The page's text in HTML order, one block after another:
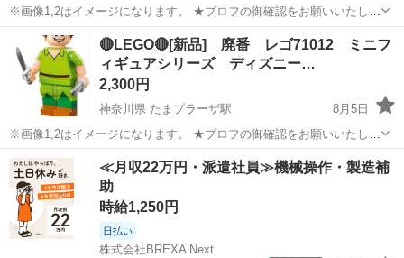
※画像1,2はイメージになります。 ★プロフの御確認をお願いいたしま
す。 ※在庫有り 【状態】 袋入り新品未組立品(廃番) ※袋入り新品に
なりますが、中身確認の為、ポリバックの一部開封しています。ポリ
バックの状態を気になさ...
神奈川 横浜市 たまプラーザ駅 おもちゃ LEGO
🔴LEGO🔴[新品] 廃番 レゴ71012 ミニフ
ィギュアシリーズ ディズニー…
2,300円
神奈川県 たまプラーザ駅
8月5日
※画像1,2はイメージになります。 ★プロフの御確認をお願いいたしま
す。 【状態】 袋入り新品未組立品(廃番) ※袋入り新品になりますが、
中身確認の為、ポリバックの一部開封しています。ポリバックの状態
を気になさる方、神経質...
神奈川 横浜市 たまプラーザ駅 おもちゃ LEGO
≪月収22万円・派遣社員≫機械操作・製造補
助
時給1,250円
日払い
株式会社BREXA Next